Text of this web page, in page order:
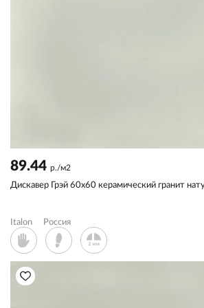
89.44 р./м2
Дискавер Грэй 60x60 керамический гранит
Italon Россия